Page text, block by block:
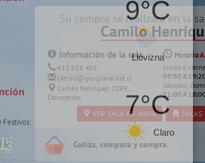
Su compra se realizará en la
Camilo
Información de la sala
412 628 495
camilo@giorgiomarket.cl
Camilo Henríquez 2299 ,
Concepción.
Horario
Lunes a
09:30 A
Sábados,
11:00 A
VER SALA EN MAPA SALAS
Cotiza, compara y compra.
×
a tu localidad
Llovizna